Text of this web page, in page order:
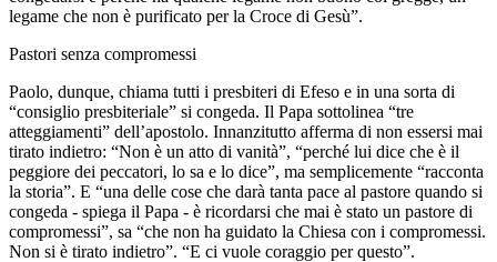
legame che non è purificato per la Croce di Gesù”.
Pastori senza compromessi
Paolo, dunque, chiama tutti i presbiteri di Efeso e in una sorta di
“consiglio presbiteriale” si congeda. Il Papa sottolinea “tre
atteggiamenti” dell’apostolo. Innanzitutto afferma di non essersi mai
tirato indietro: “Non è un atto di vanità”, “perché lui dice che è il
peggiore dei peccatori, lo sa e lo dice”, ma semplicemente “racconta
la storia”. E “una delle cose che darà tanta pace al pastore quando si
congeda - spiega il Papa - è ricordarsi che mai è stato un pastore di
compromessi”, sa “che non ha guidato la Chiesa con i compromessi.
Non si è tirato indietro”. “E ci vuole coraggio per questo”.